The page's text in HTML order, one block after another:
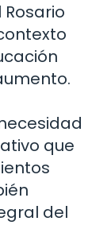
Rosario
que
del